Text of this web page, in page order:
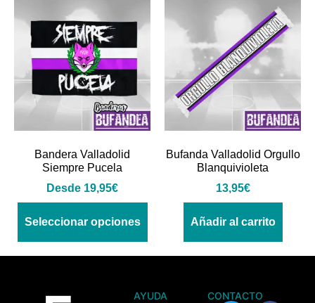
Bandera Valladolid
Siempre Pucela
Desde 19,95€
Seleccionar opciones
Bufanda Valladolid Orgullo
Blanquivioleta
13,95€
Añadir al carrito
AYUDA CONTACTO